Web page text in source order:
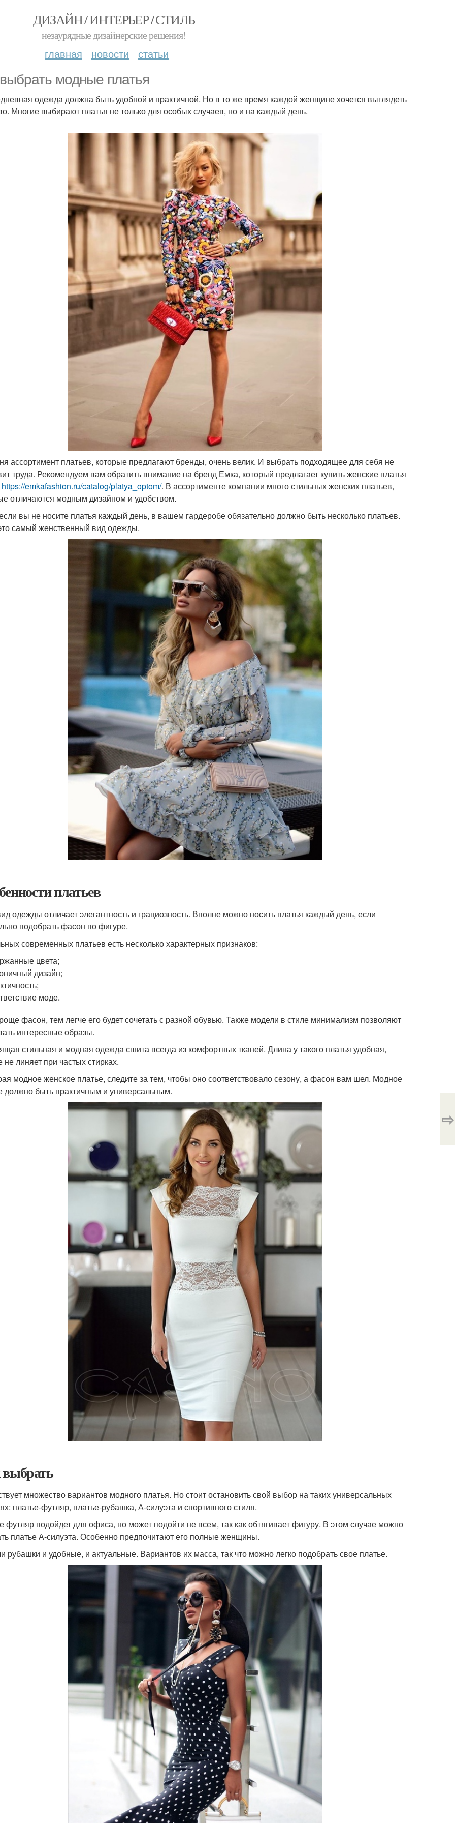
ДИЗАЙН / ИНТЕРЬЕР / СТИЛЬ
незаурядные дизайнерские решения!
главная новости статьи
модные платья
одежда должна быть удобной и практичной. Но в то же время каждой женщине хочется выглядеть
Многие выбирают платья не только для особых случаев, но и на каждый день.
ассортимент платьев, которые предлагают бренды, очень велик. И выбрать подходящее для себя не
труда. Рекомендуем вам обратить внимание на бренд Емка, который предлагает купить женские платья
https://emkafashion.ru/catalog/platya_optom/. В ассортименте компании много стильных женских платьев,
отличаются модным дизайном и удобством.
вы не носите платья каждый день, в вашем гардеробе обязательно должно быть несколько платьев.
самый женственный вид одежды.
платьев
одежды отличает элегантность и грациозность. Вполне можно носить платья каждый день, если
подобрать фасон по фигуре.
современных платьев есть несколько характерных признаков:
цвета;
дизайн;
моде.
фасон, тем легче его будет сочетать с разной обувью. Также модели в стиле минимализм позволяют
интересные образы.
стильная и модная одежда сшита всегда из комфортных тканей. Длина у такого платья удобная,
не линяет при частых стирках.
модное женское платье, следите за тем, чтобы оно соответствовало сезону, а фасон вам шел. Модное
должно быть практичным и универсальным.
множество вариантов модного платья. Но стоит остановить свой выбор на таких универсальных
платье-футляр, платье-рубашка, А-силуэта и спортивного стиля.
футляр подойдет для офиса, но может подойти не всем, так как обтягивает фигуру. В этом случае можно
платье А-силуэта. Особенно предпочитают его полные женщины.
рубашки и удобные, и актуальные. Вариантов их масса, так что можно легко подобрать свое платье.
⇨